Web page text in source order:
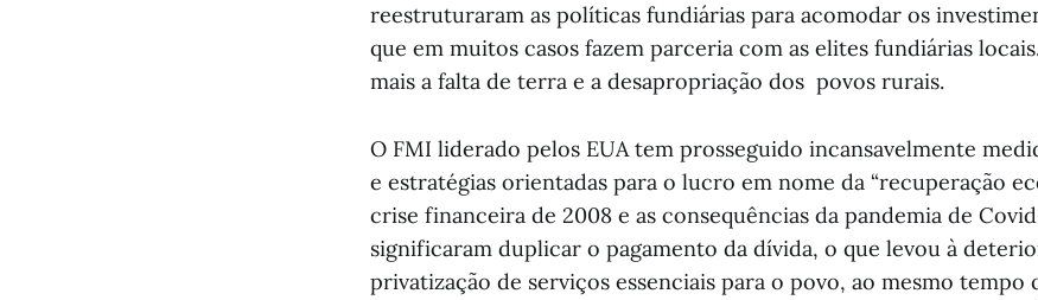
reestruturaram as políticas fundiárias para acomodar os
que em muitos casos fazem parceria com as elites fundiárias
mais a falta de terra e a desapropriação dos povos rurais.
O FMI liderado pelos EUA tem prosseguido incansavelmente
e estratégias orientadas para o lucro em nome da “recuperação
crise financeira de 2008 e as consequências da pandemia de
significaram duplicar o pagamento da dívida, o que levou à
privatização de serviços essenciais para o povo, ao mesmo tempo